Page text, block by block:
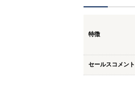
特徴
セールスコメント